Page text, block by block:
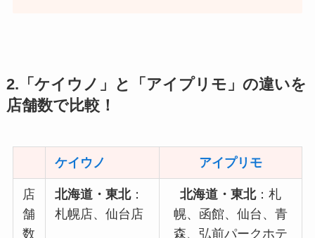
2.「ケイウノ」と「アイプリモ」の違いを
店舗数で比較！
ケイウノ アイプリモ
店
舗
数
北海道・東北：
札幌店、仙台店
北海道・東北：札
幌、函館、仙台、青
森、弘前パークホテ